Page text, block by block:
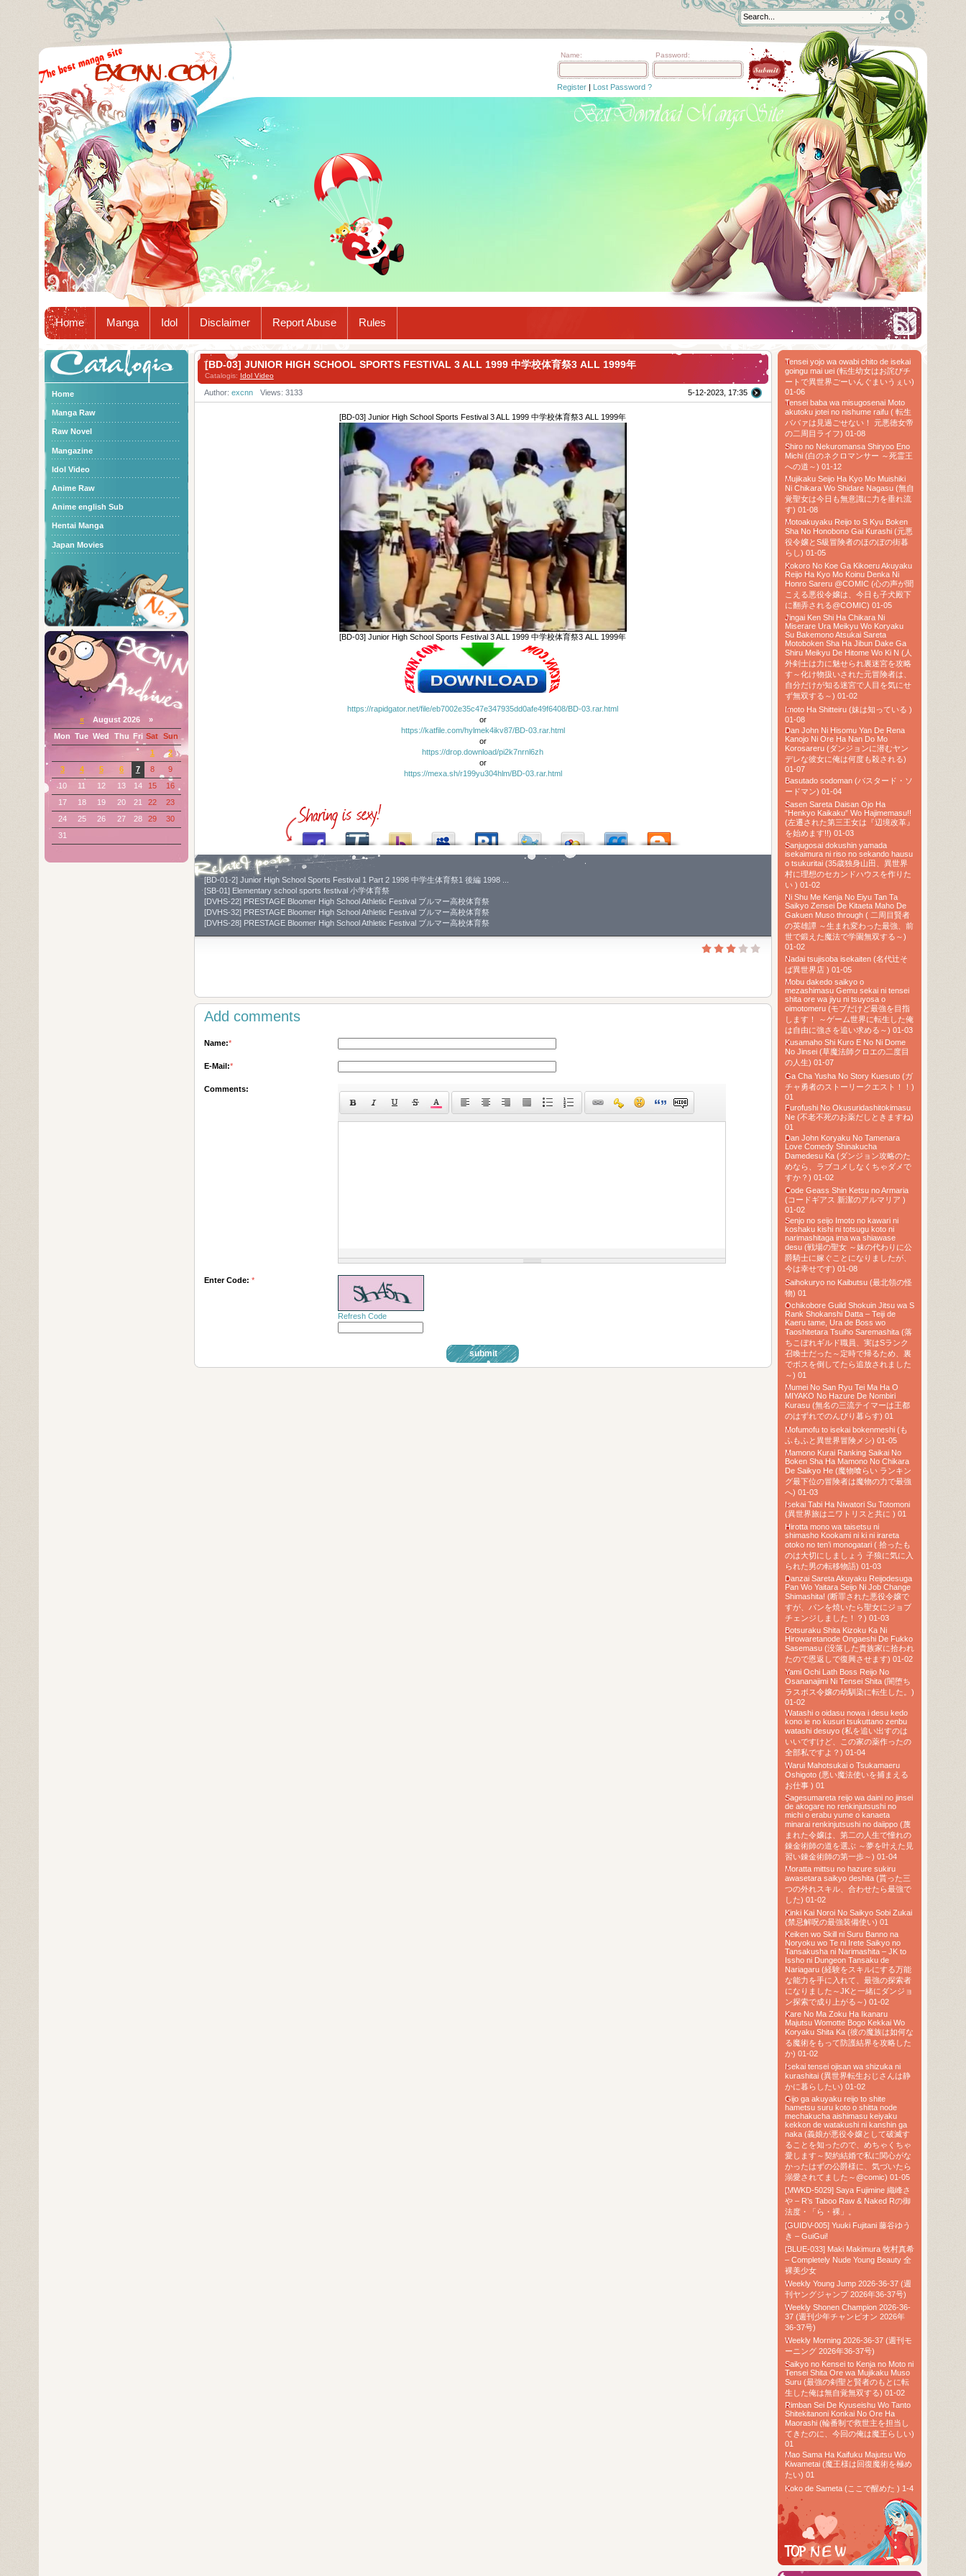
Excnn.com - Manga raw download...
Name: Password:
Register | Lost Password ?
Home Manga Idol Disclaimer Report Abuse Rules
[BD-03] JUNIOR HIGH SCHOOL SPORTS FESTIVAL 3 ALL 1999 中学校体育祭3 ALL 1999年
Catalogis: Idol Video
5-12-2023, 17:35
Author: excnn Views: 3133
[BD-03] Junior High School Sports Festival 3 ALL 1999 中学校体育祭3 ALL 1999年
[BD-03] Junior High School Sports Festival 3 ALL 1999 中学校体育祭3 ALL 1999年
https://rapidgator.net/file/eb7002e35c47e347935dd0afe49f6408/BD-03.rar.html
or
https://katfile.com/hylmek4ikv87/BD-03.rar.html
or
https://drop.download/pi2k7nrnl6zh
or
https://mexa.sh/r199yu304hlm/BD-03.rar.html
[BD-01-2] Junior High School Sports Festival 1 Part 2 1998 中学生体育祭1 後編 1998 ...
[SB-01] Elementary school sports festival 小学体育祭
[DVHS-22] PRESTAGE Bloomer High School Athletic Festival ブルマー高校体育祭
[DVHS-32] PRESTAGE Bloomer High School Athletic Festival ブルマー高校体育祭
[DVHS-28] PRESTAGE Bloomer High School Athletic Festival ブルマー高校体育祭
Add comments
Name:*
E-Mail:*
Comments:
Enter Code: *
Refresh Code
Tensei yojo wa owabi chito de isekai
goingu mai uei (転生幼女はお詫びチ
ートで異世界ごーいんぐまいうぇい)
01-06
Tensei baba wa misugosenai Moto
akutoku jotei no nishume raifu ( 転生
ババァは見過ごせない！ 元悪徳女帝
の二周目ライフ) 01-08
Shiro no Nekuromansa Shiryoo Eno
Michi (白のネクロマンサー ～死霊王
への道～) 01-12
Mujikaku Seijo Ha Kyo Mo Muishiki
Ni Chikara Wo Shidare Nagasu (無自
覚聖女は今日も無意識に力を垂れ流
す) 01-08
Motoakuyaku Reijo to S Kyu Boken
Sha No Honobono Gai Kurashi (元悪
役令嬢とS級冒険者のほのぼの街暮
らし) 01-05
Kokoro No Koe Ga Kikoeru Akuyaku
Reijo Ha Kyo Mo Koinu Denka Ni
Honro Sareru @COMIC (心の声が聞
こえる悪役令嬢は、今日も子犬殿下
に翻弄される@COMIC) 01-05
Jingai Ken Shi Ha Chikara Ni
Miserare Ura Meikyu Wo Koryaku
Su Bakemono Atsukai Sareta
Motoboken Sha Ha Jibun Dake Ga
Shiru Meikyu De Hitome Wo Ki N (人
外剣士は力に魅せられ裏迷宮を攻略
す～化け物扱いされた元冒険者は、
自分だけが知る迷宮で人目を気にせ
ず無双する～) 01-02
Imoto Ha Shitteiru (妹は知っている )
01-08
Dan John Ni Hisomu Yan De Rena
Kanojo Ni Ore Ha Nan Do Mo
Korosareru (ダンジョンに潜むヤン
デレな彼女に俺は何度も殺される)
01-07
Basutado sodoman (バスタード・ソ
ードマン) 01-04
Sasen Sareta Daisan Ojo Ha
“Henkyo Kaikaku” Wo Hajimemasu!!
(左遷された第三王女は『辺境改革』
を始めます!!) 01-03
Sanjugosai dokushin yamada
isekaimura ni riso no sekando hausu
o tsukuritai (35歳独身山田、異世界
村に理想のセカンドハウスを作りた
い ) 01-02
Ni Shu Me Kenja No Eiyu Tan Ta
Saikyo Zensei De Kitaeta Maho De
Gakuen Muso through ( 二周目賢者
の英雄譚 ～生まれ変わった最強、前
世で鍛えた魔法で学園無双する～)
01-02
Nadai tsujisoba isekaiten (名代辻そ
ば異世界店 ) 01-05
Mobu dakedo saikyo o
mezashimasu Gemu sekai ni tensei
shita ore wa jiyu ni tsuyosa o
oimotomeru (モブだけど最強を目指
します！ ～ゲーム世界に転生した俺
は自由に強さを追い求める～) 01-03
Kusamaho Shi Kuro E No Ni Dome
No Jinsei (草魔法師クロエの二度目
の人生) 01-07
Ga Cha Yusha No Story Kuesuto (ガ
チャ勇者のストーリークエスト！！)
01
Furofushi No Okusuridashitokimasu
Ne (不老不死のお薬だしときますね)
01
Dan John Koryaku No Tamenara
Love Comedy Shinakucha
Damedesu Ka (ダンジョン攻略のた
めなら、ラブコメしなくちゃダメで
すか？) 01-02
Code Geass Shin Ketsu no Armaria
(コードギアス 新潔のアルマリア )
01-02
Senjo no seijo Imoto no kawari ni
koshaku kishi ni totsugu koto ni
narimashitaga ima wa shiawase
desu (戦場の聖女 ～妹の代わりに公
爵騎士に嫁ぐことになりましたが、
今は幸せです) 01-08
Saihokuryo no Kaibutsu (最北領の怪
物) 01
Ochikobore Guild Shokuin Jitsu wa S
Rank Shokanshi Datta – Teiji de
Kaeru tame, Ura de Boss wo
Taoshitetara Tsuiho Saremashita (落
ちこぼれギルド職員、実はSランク
召喚士だった～定時で帰るため、裏
でボスを倒してたら追放されました
～) 01
Mumei No San Ryu Tei Ma Ha O
MIYAKO No Hazure De Nombiri
Kurasu (無名の三流テイマーは王都
のはずれでのんびり暮らす) 01
Mofumofu to isekai bokenmeshi (も
ふもふと異世界冒険メシ) 01-05
Mamono Kurai Ranking Saikai No
Boken Sha Ha Mamono No Chikara
De Saikyo He (魔物喰らい ランキン
グ最下位の冒険者は魔物の力で最強
へ) 01-03
Isekai Tabi Ha Niwatori Su Totomoni
(異世界旅はニワトリスと共に ) 01
Hirotta mono wa taisetsu ni
shimasho Kookami ni ki ni irareta
otoko no ten’i monogatari ( 拾ったも
のは大切にしましょう 子狼に気に入
られた男の転移物語) 01-03
Danzai Sareta Akuyaku Reijodesuga
Pan Wo Yaitara Seijo Ni Job Change
Shimashita! (断罪された悪役令嬢で
すが、パンを焼いたら聖女にジョブ
チェンジしました！？) 01-03
Botsuraku Shita Kizoku Ka Ni
Hirowaretanode Ongaeshi De Fukko
Sasemasu (没落した貴族家に拾われ
たので恩返しで復興させます) 01-02
Yami Ochi Lath Boss Reijo No
Osananajimi Ni Tensei Shita (闇堕ち
ラスボス令嬢の幼馴染に転生した。)
01-02
Watashi o oidasu nowa i desu kedo
kono ie no kusuri tsukuttano zenbu
watashi desuyo (私を追い出すのは
いいですけど、この家の薬作ったの
全部私ですよ？) 01-04
Warui Mahotsukai o Tsukamaeru
Oshigoto (悪い魔法使いを捕まえる
お仕事 ) 01
Sagesumareta reijo wa daini no jinsei
de akogare no renkinjutsushi no
michi o erabu yume o kanaeta
minarai renkinjutsushi no daiippo (蔑
まれた令嬢は、第二の人生で憧れの
錬金術師の道を選ぶ ～夢を叶えた見
習い錬金術師の第一歩～) 01-04
Moratta mittsu no hazure sukiru
awasetara saikyo deshita (貰った三
つの外れスキル、合わせたら最強で
した) 01-02
Kinki Kai Noroi No Saikyo Sobi Zukai
(禁忌解呪の最強装備使い) 01
Keiken wo Skill ni Suru Banno na
Noryoku wo Te ni Irete Saikyo no
Tansakusha ni Narimashita – JK to
Issho ni Dungeon Tansaku de
Nariagaru (経験をスキルにする万能
な能力を手に入れて、最強の探索者
になりました～JKと一緒にダンジョ
ン探索で成り上がる～) 01-02
Kare No Ma Zoku Ha Ikanaru
Majutsu Womotte Bogo Kekkai Wo
Koryaku Shita Ka (彼の魔族は如何な
る魔術をもって防護結界を攻略した
か) 01-02
Isekai tensei ojisan wa shizuka ni
kurashitai (異世界転生おじさんは静
かに暮らしたい) 01-02
Gijo ga akuyaku reijo to shite
hametsu suru koto o shitta node
mechakucha aishimasu keiyaku
kekkon de watakushi ni kanshin ga
naka (義娘が悪役令嬢として破滅す
ることを知ったので、めちゃくちゃ
愛します～契約結婚で私に関心がな
かったはずの公爵様に、気づいたら
溺愛されてました～@comic) 01-05
[MWKD-5029] Saya Fujimine 織峰さ
や – R’s Taboo Raw & Naked Rの御
法度・「ら・裸」。
[GUIDV-005] Yuuki Fujitani 藤谷ゆう
き – GuiGui!
[BLUE-033] Maki Makimura 牧村真希
– Completely Nude Young Beauty 全
裸美少女
Weekly Young Jump 2026-36-37 (週
刊ヤングジャンプ 2026年36-37号)
Weekly Shonen Champion 2026-36-
37 (週刊少年チャンピオン 2026年
36-37号)
Weekly Morning 2026-36-37 (週刊モ
ーニング 2026年36-37号)
Saikyo no Kensei to Kenja no Moto ni
Tensei Shita Ore wa Mujikaku Muso
Suru (最強の剣聖と賢者のもとに転
生した俺は無自覚無双する) 01-02
Rimban Sei De Kyuseishu Wo Tanto
Shitekitanoni Konkai No Ore Ha
Maorashi (輪番制で救世主を担当し
てきたのに、今回の俺は魔王らしい)
01
Mao Sama Ha Kaifuku Majutsu Wo
Kiwametai (魔王様は回復魔術を極め
たい) 01
Koko de Sameta (ここで醒めた ) 1-4
Catalogis
Home
Manga Raw
Raw Novel
Mangazine
Idol Video
Anime Raw
Anime english Sub
Hentai Manga
Japan Movies
«August 2026 »
Mon
Tue Wed Thu Fri Sat Sun
1
2
3
4 5 6 7 8
9
10
11 12 13 14 15
16
17
18 19 20 21 22
23
24
25 26 27 28 29
30
31